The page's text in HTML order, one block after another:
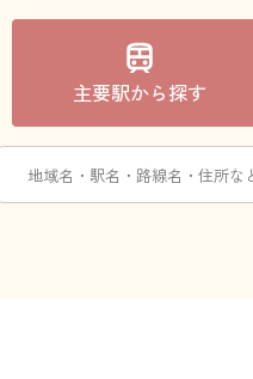
主要駅から探す